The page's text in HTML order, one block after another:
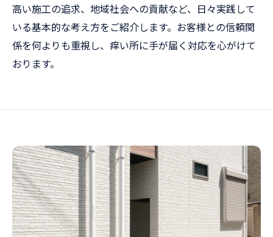
高い施工の追求、地域社会への貢献など、日々実践して
いる基本的な考え方をご紹介します。お客様との信頼関
係を何よりも重視し、痒い所に手が届く対応を心がけて
おります。